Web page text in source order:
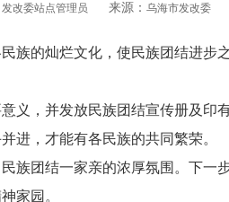
发改委站点管理员 来源： 乌海市发改委
的灿烂文化，使民族团结进步
，并发放民族团结宣传册及印
进，才能有各民族的共同繁荣。
团结一家亲的浓厚氛围。下一
家园。